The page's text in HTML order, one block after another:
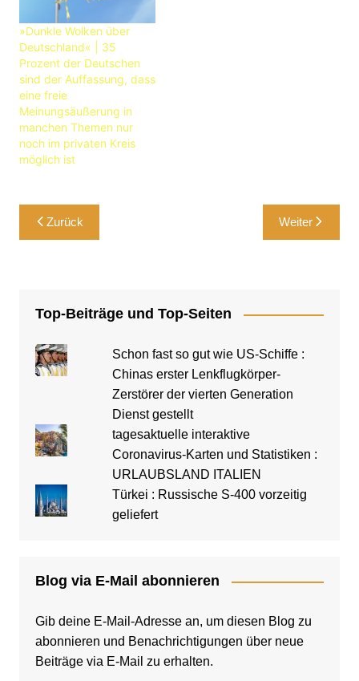
»Dunkle Wolken über
Deutschland« | 35
Prozent der Deutschen
sind der Auffassung, dass
eine freie
Meinungsäußerung in
manchen Themen nur
noch im privaten Kreis
möglich ist
Beitragsnavigation
Zurück Weiter
Top-Beiträge und Top-Seiten
Schon fast so gut wie US-Schiffe :
Chinas erster Lenkflugkörper-
Zerstörer der vierten Generation
Dienst gestellt
tagesaktuelle interaktive
Coronavirus-Karten und Statistiken :
URLAUBSLAND ITALIEN
Türkei : Russische S-400 vorzeitig
geliefert
Blog via E-Mail abonnieren
Gib deine E-Mail-Adresse an, um diesen Blog zu
abonnieren und Benachrichtigungen über neue
Beiträge via E-Mail zu erhalten.